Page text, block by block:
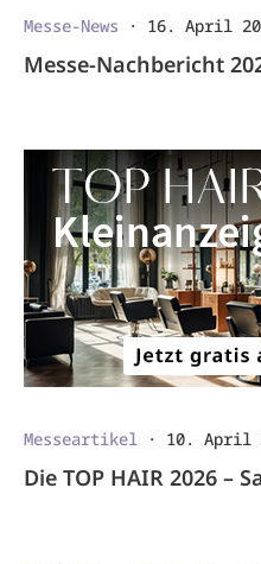
Messe-News · 16. April
Messe-Nachbericht
Messeartikel · 10. April
Die TOP HAIR 2026 –